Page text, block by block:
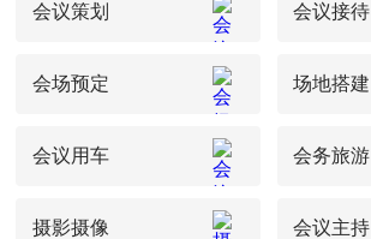
会议策划 会议接待
会场预定 场地搭建
会议用车 会务旅游
摄影摄像 会议主持